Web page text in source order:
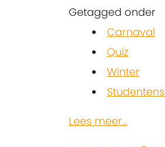
Getagged onder
Carnaval
Quiz
Winter
Lees meer...